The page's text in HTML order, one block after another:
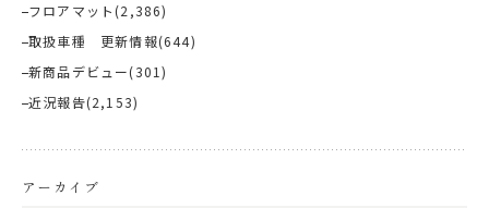
フロアマット (2,386)
取扱車種 更新情報(644)
新商品デビュー(301)
近況報告(2,153)
アーカイブ